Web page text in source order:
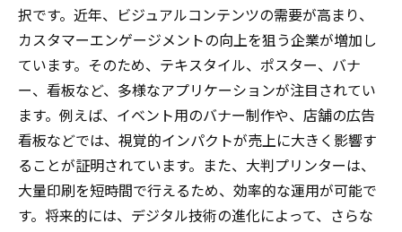
択です。近年、ビジュアルコンテンツの需要が高まり、
カスタマーエンゲージメントの向上を狙う企業が増加し
ています。そのため、テキスタイル、ポスター、バナ
ー、看板など、多様なアプリケーションが注目されてい
ます。例えば、イベント用のバナー制作や、店舗の広告
看板などでは、視覚的インパクトが売上に大きく影響す
ることが証明されています。また、大判プリンターは、
大量印刷を短時間で行えるため、効率的な運用が可能で
す。将来的には、デジタル技術の進化によって、さらな